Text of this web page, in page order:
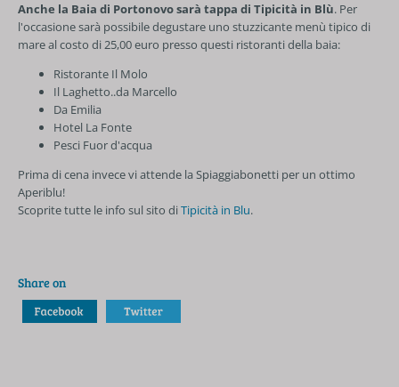
Anche la Baia di Portonovo sarà tappa di Tipicità in Blù. Per
l'occasione sarà possibile degustare uno stuzzicante menù tipico di
mare al costo di 25,00 euro presso questi ristoranti della baia:
Ristorante Il Molo
Il Laghetto..da Marcello
Da Emilia
Hotel La Fonte
Pesci Fuor d'acqua
Prima di cena invece vi attende la Spiaggiabonetti per un ottimo
Aperiblu!
Scoprite tutte le info sul sito diTipicità in Blu.
Share on